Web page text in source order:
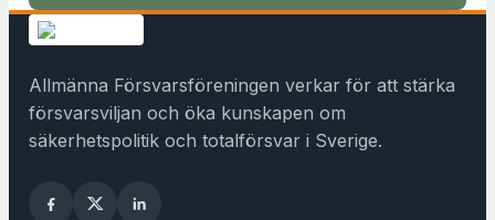
p
n
s
Allmänna Försvarsföreningen verkar för att stärka
försvarsviljan och öka kunskapen om
säkerhetspolitik och totalförsvar i Sverige.